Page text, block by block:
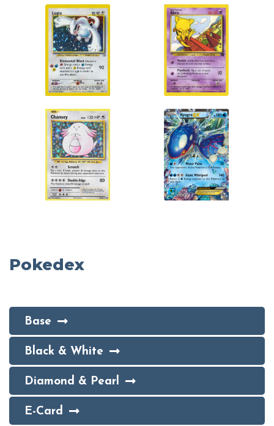
Pokedex
Base
Black & White
Diamond & Pearl
E-Card